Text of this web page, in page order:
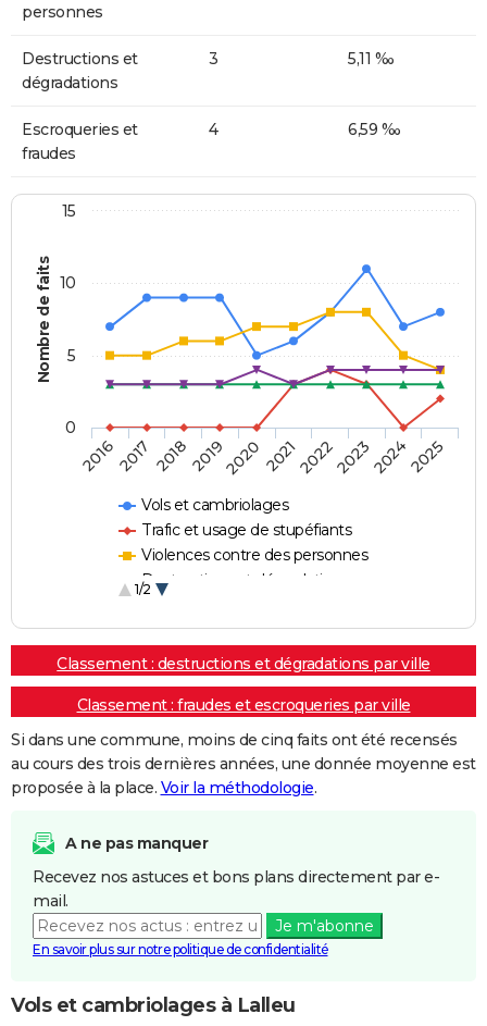
personnes
Destructions et
dégradations
3 5,11 ‰
Escroqueries et
fraudes
4 6,59 ‰
Nombre de faits
Vols et cambriolages
Trafic et usage de stupéfiants
Violences contre des personnes
Destructions et dégradations
1/2
20162017 20182019202020212022202320242025
0
5
10
15
Classement : destructions et dégradations par ville
Classement : fraudes et escroqueries par ville
Si dans une commune, moins de cinq faits ont été recensés
au cours des trois dernières années, une donnée moyenne est
proposée à la place. Voir la méthodologie.
A ne pas manquer
Recevez nos astuces et bons plans directement par e-
mail.
Je m'abonne
En savoir plus sur notre politique de confidentialité
Vols et cambriolages à Lalleu